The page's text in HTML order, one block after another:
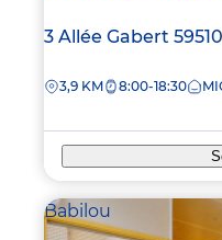
Adresse
la
3 Allée Gabert 59510
DISTANCE
3,9 KM 8:00-18:30
Babilou